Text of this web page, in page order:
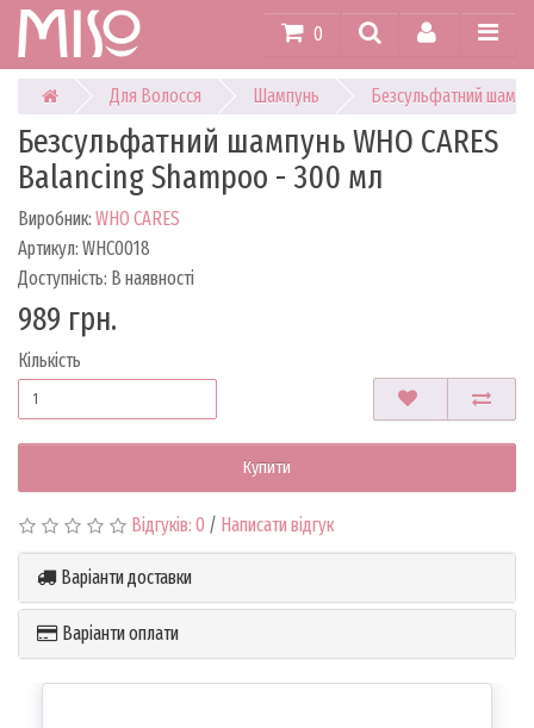
0
Для Волосся Шампунь Безсульфатний
Безсульфатний шампунь WHO CARES
Balancing Shampoo - 300 мл
Виробник: WHO CARES
Артикул: WHC0018
Доступність: В наявності
989 грн.
Кількість
Купити
Відгуків: 0 / Написати відгук
Варіанти доставки
Варіанти оплати